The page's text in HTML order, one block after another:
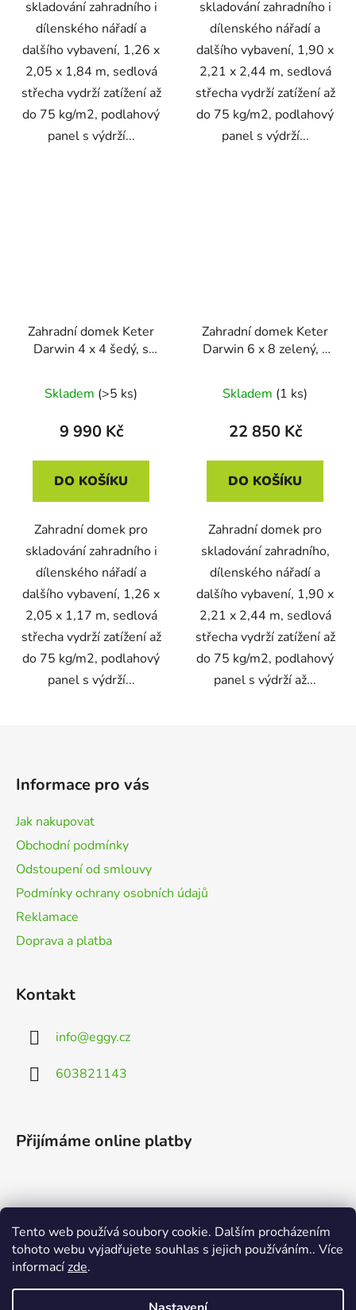
Tento web používá soubory cookie. Dalším procházením
tohoto webu vyjadřujete souhlas s jejich používáním.. Více
informacízde.
skladování zahradního i
dílenského nářadí a
dalšího vybavení, 1,26 x
2,05 x 1,84 m, sedlová
střecha vydrží zatížení až
do 75 kg/m2, podlahový
panel s výdrží...
skladování zahradního i
dílenského nářadí a
dalšího vybavení, 1,90 x
2,21 x 2,44 m, sedlová
střecha vydrží zatížení až
do 75 kg/m2, podlahový
panel s výdrží...
Zahradní domek Keter
Darwin 4 x 4 šedý, s
Skladem (>5 ks)
9 990 Kč
DO KOŠÍKU
Zahradní domek pro
skladování zahradního i
dílenského nářadí a
dalšího vybavení, 1,26 x
2,05 x 1,17 m, sedlová
střecha vydrží zatížení až
do 75 kg/m2, podlahový
panel s výdrží...
Zahradní domek Keter
Darwin 6 x 8 zelený, s
Skladem (1 ks)
22 850 Kč
DO KOŠÍKU
Zahradní domek pro
skladování zahradního,
dílenského nářadí a
dalšího vybavení, 1,90 x
2,21 x 2,44 m, sedlová
střecha vydrží zatížení až
do 75 kg/m2, podlahový
panel s výdrží až...
Informace pro vás
Jak nakupovat
Obchodní podmínky
Odstoupení od smlouvy
Podmínky ochrany osobních údajů
Reklamace
Doprava a platba
Kontakt
info@eggy.cz
603821143
Přijímáme online platby
Vyhledávání
HLEDAT